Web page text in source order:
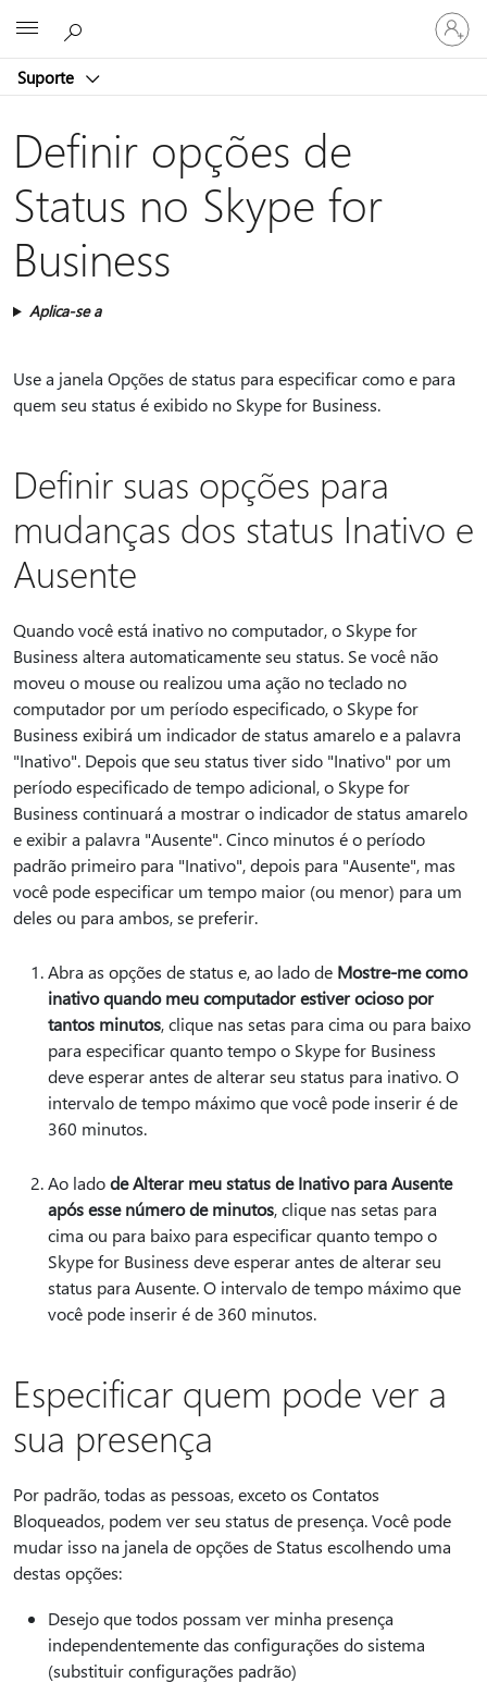
Suporte
Entre
em
sua
Definir opções de
Status no Skype for
Business
Aplica-se a
Use a janela Opções de status para especificar como e para
quem seu status é exibido no Skype for Business.
Definir suas opções para
mudanças dos status Inativo e
Ausente
Quando você está inativo no computador, o Skype for
Business altera automaticamente seu status. Se você não
moveu o mouse ou realizou uma ação no teclado no
computador por um período especificado, o Skype for
Business exibirá um indicador de status amarelo e a palavra
"Inativo". Depois que seu status tiver sido "Inativo" por um
período especificado de tempo adicional, o Skype for
Business continuará a mostrar o indicador de status amarelo
e exibir a palavra "Ausente". Cinco minutos é o período
padrão primeiro para "Inativo", depois para "Ausente", mas
você pode especificar um tempo maior (ou menor) para um
deles ou para ambos, se preferir.
Abra as opções de status e, ao lado de Mostre-me como
inativo quando meu computador estiver ocioso por
tantos minutos, clique nas setas para cima ou para baixo
para especificar quanto tempo o Skype for Business
deve esperar antes de alterar seu status para inativo. O
intervalo de tempo máximo que você pode inserir é de
360 minutos.
Ao ladode Alterar meu status de Inativo para Ausente
após esse número de minutos, clique nas setas para
cima ou para baixo para especificar quanto tempo o
Skype for Business deve esperar antes de alterar seu
status para Ausente. O intervalo de tempo máximo que
você pode inserir é de 360 minutos.
Especificar quem pode ver a
sua presença
Por padrão, todas as pessoas, exceto os Contatos
Bloqueados, podem ver seu status de presença. Você pode
mudar isso na janela de opções de Status escolhendo uma
destas opções:
Desejo que todos possam ver minha presença
independentemente das configurações do sistema
(substituir configurações padrão)